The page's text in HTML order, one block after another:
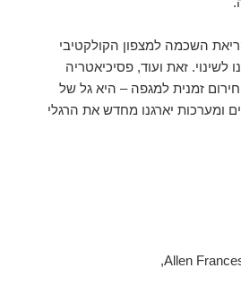
השכמה למצפון הקולקטיבי
לשינוי. זאת ועוד, פסיכיאטריה
זמנית למגפה – היא גל של
ומערכות יארגנו מחדש את הרגלי